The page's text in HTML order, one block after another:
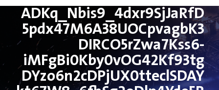
ADKq_Nbis9_4dxr9SjJaRfD
5pdx47M6A38UOCpvagbK3
DIRCO5rZwa7Kss6-
iMFgBi0Kby0vOG42Kf93tg
DYzo6n2cDPjUX0tteclSDAY